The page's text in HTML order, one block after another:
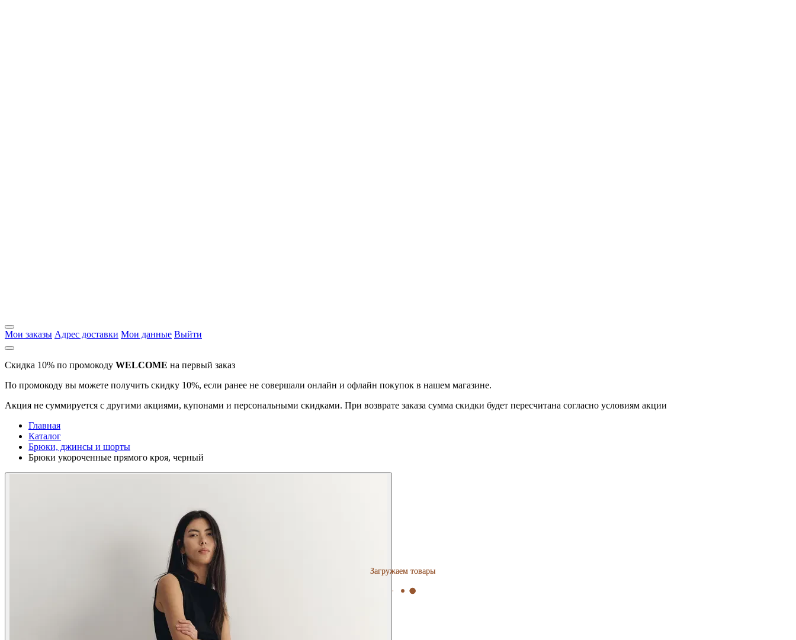
Мои заказы Адрес доставки Мои данные Выйти
Скидка 10% по промокоду WELCOME на первый заказ
По промокоду вы можете получить скидку 10%, если ранее не совершали онлайн и офлайн покупок в нашем магазине.
Акция не суммируется с другими акциями, купонами и персональными скидками. При возврате заказа сумма скидки будет пересчитана согласно условиям акции
Главная
Каталог
Брюки, джинсы и шорты
Брюки укороченные прямого кроя, черный
Загружаем товары
Загружаем товары